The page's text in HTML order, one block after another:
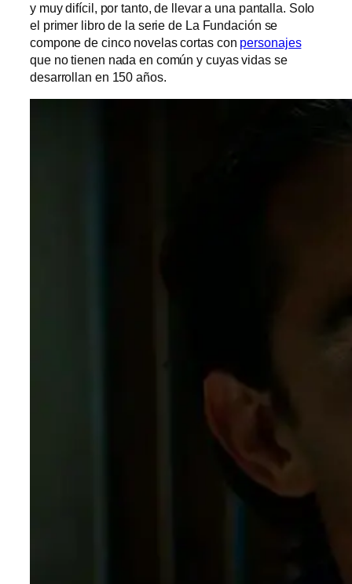
y muy difícil, por tanto, de llevar a una pantalla. Solo
el primer libro de la serie de La Fundación se
compone de cinco novelas cortas con personajes
que no tienen nada en común y cuyas vidas se
desarrollan en 150 años.